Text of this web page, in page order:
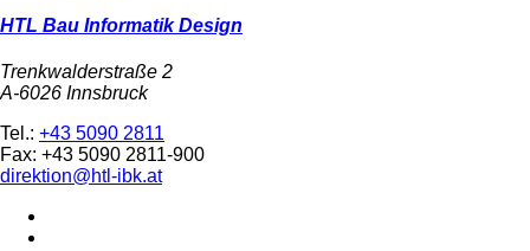
HTL Bau Informatik Design
Trenkwalderstraße 2
A-6026 Innsbruck
Tel.: +43 5090 2811
Fax: +43 5090 2811-900
direktion@htl-ibk.at